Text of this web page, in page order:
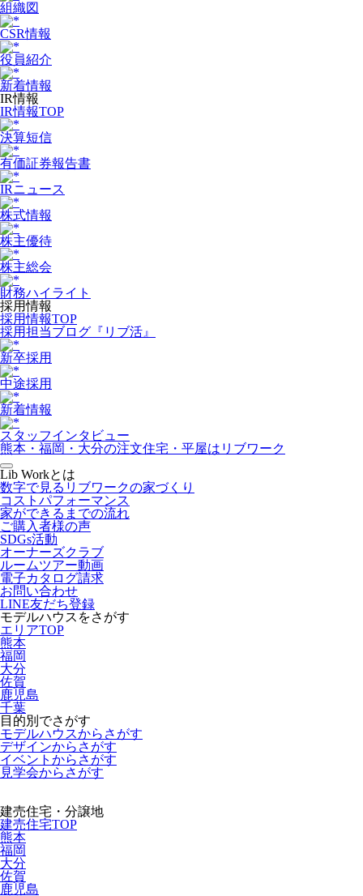
組織図
CSR情報
役員紹介
新着情報
IR情報
IR情報TOP
決算短信
有価証券報告書
IRニュース
株式情報
株主優待
株主総会
財務ハイライト
採用情報
採用情報TOP
採用担当ブログ『リブ活』
新卒採用
中途採用
新着情報
スタッフインタビュー
熊本・福岡・大分の注文住宅・平屋はリブワーク
Lib Workとは
数字で見るリブワークの家づくり
コストパフォーマンス
家ができるまでの流れ
ご購入者様の声
SDGs活動
オーナーズクラブ
ルームツアー動画
電子カタログ請求
お問い合わせ
LINE友だち登録
モデルハウスをさがす
エリアTOP
熊本
福岡
大分
佐賀
鹿児島
千葉
目的別でさがす
モデルハウスからさがす
デザインからさがす
イベントからさがす
見学会からさがす
建売住宅・分譲地
建売住宅TOP
熊本
福岡
大分
佐賀
鹿児島